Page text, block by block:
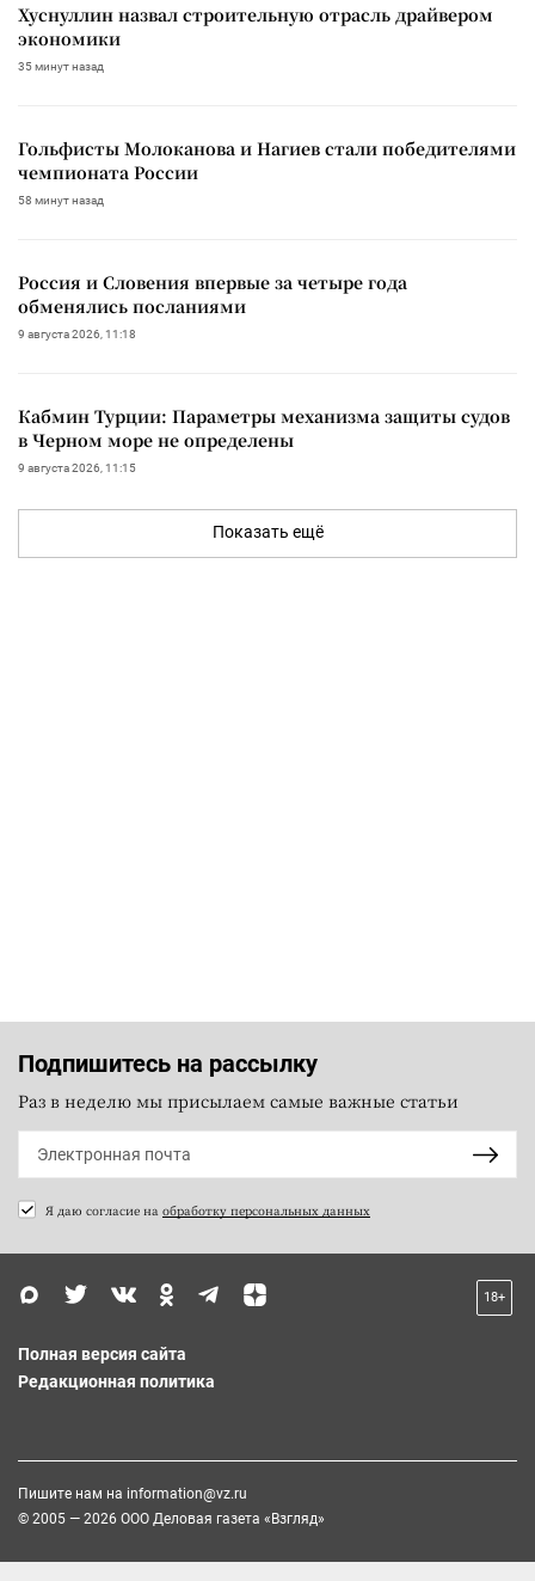
Хуснуллин назвал строительную отрасль драйвером
экономики
35 минут назад
Гольфисты Молоканова и Нагиев стали победителями
чемпионата России
58 минут назад
Россия и Словения впервые за четыре года
обменялись посланиями
9 августа 2026, 11:18
Кабмин Турции: Параметры механизма защиты судов
в Черном море не определены
9 августа 2026, 11:15
Показать ещё
Подпишитесь на рассылку
Раз в неделю мы присылаем самые важные статьи
Я даю согласие на обработку персональных данных
18+
Полная версия сайта
Редакционная политика
Пишите нам на information@vz.ru
© 2005 — 2026 ООО Деловая газета «Взгляд»